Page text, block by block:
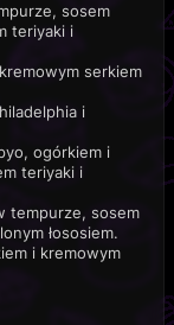
sosem
teriyaki i
serkiem
i
ogórkiem i
teriyaki i
tempurze, sosem
łososiem.
i kremowym